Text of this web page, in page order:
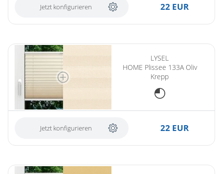
Jetzt konfigurieren 22 EUR
LYSEL
HOME Plissee 133A Oliv
Krepp
Jetzt konfigurieren 22 EUR